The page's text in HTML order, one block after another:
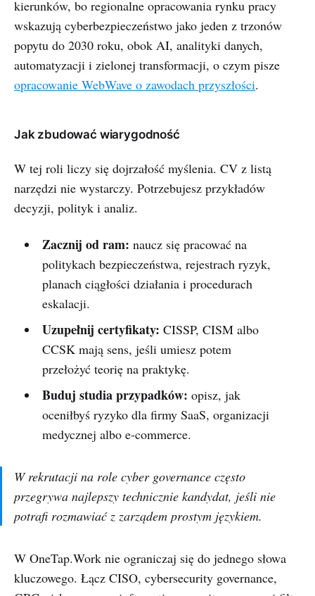
kierunków, bo regionalne opracowania rynku pracy
wskazują cyberbezpieczeństwo jako jeden z trzonów
popytu do 2030 roku, obok AI, analityki danych,
automatyzacji i zielonej transformacji, o czym pisze
opracowanie WebWave o zawodach przyszłości.
Jak zbudować wiarygodność
W tej roli liczy się dojrzałość myślenia. CV z listą
narzędzi nie wystarczy. Potrzebujesz przykładów
decyzji, polityk i analiz.
Zacznij od ram: naucz się pracować na
politykach bezpieczeństwa, rejestrach ryzyk,
planach ciągłości działania i procedurach
eskalacji.
Uzupełnij certyfikaty: CISSP, CISM albo
CCSK mają sens, jeśli umiesz potem
przełożyć teorię na praktykę.
Buduj studia przypadków: opisz, jak
oceniłbyś ryzyko dla firmy SaaS, organizacji
medycznej albo e-commerce.
W rekrutacji na role cyber governance często
przegrywa najlepszy technicznie kandydat, jeśli nie
potrafi rozmawiać z zarządem prostym językiem.
W OneTap.Work nie ograniczaj się do jednego słowa
kluczowego. Łącz CISO, cybersecurity governance,